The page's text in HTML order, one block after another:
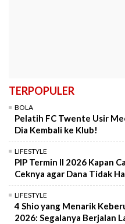
TERPOPULER
BOLA
Pelatih FC Twente Usir
Dia Kembali ke Klub!
LIFESTYLE
PIP Termin II 2026 Kapan
Ceknya agar Dana Tidak
LIFESTYLE
4 Shio yang Menarik
2026: Segalanya Berjalan